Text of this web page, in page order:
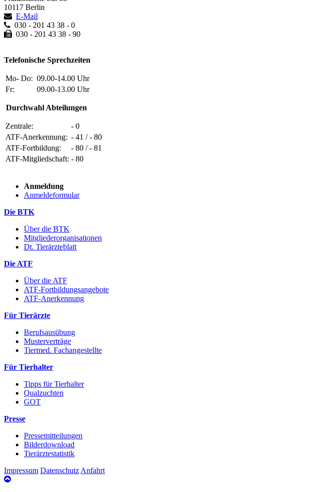
10117 Berlin
E-Mail
030 - 201 43 38 - 0
030 - 201 43 38 - 90
Telefonische Sprechzeiten
Mo- Do: 09.00-14.00 Uhr
Fr:
09.00-13.00 Uhr
Durchwahl Abteilungen
Zentrale:
- 0
ATF-Anerkennung: - 41 / - 80
ATF-Fortbildung:
- 80 / - 81
ATF-Mitgliedschaft: - 80
Anmeldung
Anmeldeformular
Die BTK
Über die BTK
Mitgliederorganisationen
Dt. Tierärzteblatt
Die ATF
Über die ATF
ATF-Fortbildungsangebote
ATF-Anerkennung
Für Tierärzte
Berufsausübung
Musterverträge
Tiermed. Fachangestellte
Für Tierhalter
Tipps für Tierhalter
Qualzuchten
GOT
Presse
Pressemitteilungen
Bilderdownload
Tierärztestatistik
Impressum Datenschutz Anfahrt
nach